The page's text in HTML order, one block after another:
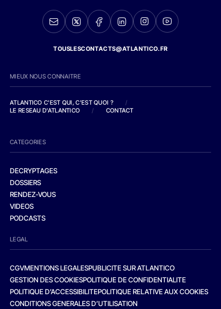
TOUSLESCONTACTS@ATLANTICO.FR
MIEUX NOUS CONNAITRE
ATLANTICO C'EST QUI, C'EST QUOI ?
/
LE RESEAU D'ATLANTICO
/ CONTACT
CATEGORIES
DECRYPTAGES
DOSSIERS
RENDEZ-VOUS
VIDEOS
PODCASTS
LEGAL
CGVMENTIONS LEGALESPUBLICITE SUR ATLANTICO
GESTION DES COOKIESPOLITIQUE DE CONFIDENTIALITE
POLITIQUE D’ACCESSIBILITEPOLITIQUE RELATIVE AUX COOKIES
CONDITIONS GENERALES D’UTILISATION